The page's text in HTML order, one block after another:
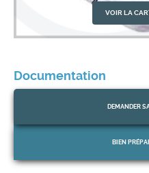
VOIR LA
Documentation
DEMANDER
BIEN
2025
QUALICUISINES
2026